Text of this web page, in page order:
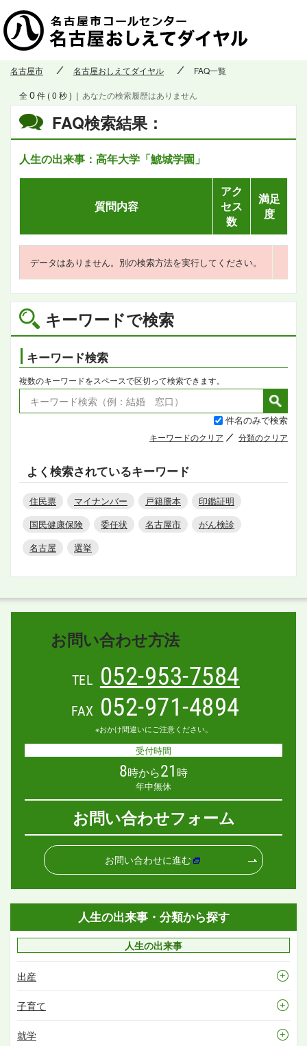
名古屋市 名古屋おしえてダイヤル FAQ一覧
キーワードで検索
キーワード検索
複数のキーワードをスペースで区切って検索できます。
件名のみで検索
キーワードのクリア 分類のクリア
よく検索されているキーワード
住民票 マイナンバー 戸籍謄本
印鑑証明
国民健康保険
委任状 名古屋市
がん検診
名古屋
選挙
FAQ検索結果：
人生の出来事：高年大学「鯱城学園」
全0件 ( 0 秒 ) | あなたの検索履歴はありません
質問内容
アク
セス
数
満足
度
データはありません。別の検索方法を実行してください。
お問い合わせ方法
TEL 052-953-7584
FAX 052-971-4894
※おかけ間違いにご注意ください。
受付時間
8時から21 時
年中無休
お問い合わせフォーム
お問い合わせに進む
人生の出来事・分類から探す
人生の出来事
出産
子育て
就学